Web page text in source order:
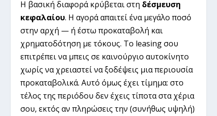
Η βασική διαφορά κρύβεται στη δέσμευση
κεφαλαίου. Η αγορά απαιτεί ένα μεγάλο ποσό
στην αρχή — ή έστω προκαταβολή και
χρηματοδότηση με τόκους. Το leasing σου
επιτρέπει να μπεις σε καινούργιο αυτοκίνητο
χωρίς να χρειαστεί να ξοδέψεις μια περιουσία
προκαταβολικά. Αυτό όμως έχει τίμημα: στο
τέλος της περιόδου δεν έχεις τίποτα στα χέρια
σου, εκτός αν πληρώσεις την (συνήθως υψηλή)